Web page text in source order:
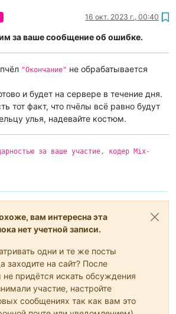
16 окт. 2023 г., 00:40
за ваше сообщение об ошибке.
"Окончание" не обрабатывается
и будет на сервере в течение дня.
тот факт, что пчёлы всё равно будут
улья, надевайте костюм.
за ваше участие, кодер Mix-
вам интересна эта
нет учетной записи.
одни и те же посты
заходите на сайт? После
не придётся искать обсуждения
участие, настройте
сообщениях так как вам это